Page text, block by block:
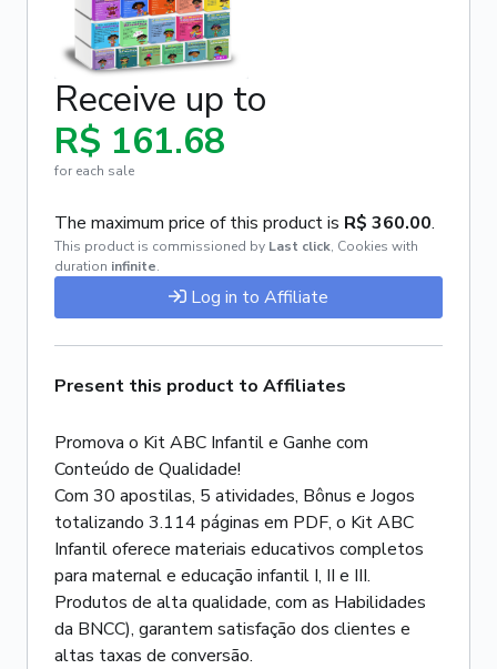
Receive up to
R$ 161.68
for each sale
The maximum price of this product is R$ 360.00.
This product is commissioned by Last click, Cookies with
duration infinite.
Log in to Affiliate
Present this product to Affiliates
Promova o Kit ABC Infantil e Ganhe com
Conteúdo de Qualidade!
Com 30 apostilas, 5 atividades, Bônus e Jogos
totalizando 3.114 páginas em PDF, o Kit ABC
Infantil oferece materiais educativos completos
para maternal e educação infantil I, II e III.
Produtos de alta qualidade, com as Habilidades
da BNCC), garantem satisfação dos clientes e
altas taxas de conversão.